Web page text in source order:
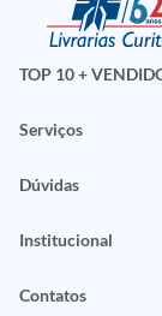
TOP 10 +
Serviços
Dúvidas
Institucional
Contatos